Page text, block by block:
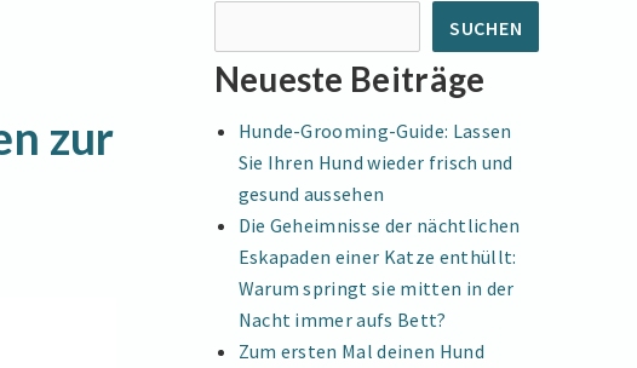
zur
SUCHEN
Neueste Beiträge
Hunde-Grooming-Guide: Lassen
Sie Ihren Hund wieder frisch und
gesund aussehen
Die Geheimnisse der nächtlichen
Eskapaden einer Katze enthüllt:
Warum springt sie mitten in der
Nacht immer aufs Bett?
Zum ersten Mal deinen Hund